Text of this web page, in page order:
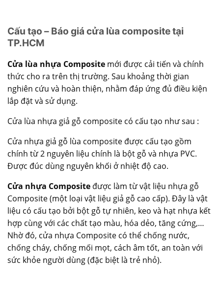
Cấu tạo – Báo giá cửa lùa composite tại
TP.HCM
Cửa lùa nhựa Composite mới được cải tiến và chính
thức cho ra trên thị trường. Sau khoảng thời gian
nghiên cứu và hoàn thiện, nhằm đáp ứng đủ điều kiện
lắp đặt và sử dụng.
Cửa lùa nhựa giả gỗ composite có cấu tạo như sau :
Cửa nhựa giả gỗ lùa composite được cấu tạo gồm
chính từ 2 nguyên liệu chính là bột gỗ và nhựa PVC.
Được đúc dùng nguyên khối ở nhiệt độ cao.
Cửa nhựa Composite được làm từ vật liệu nhựa gỗ
Composite (một loại vật liệu giả gỗ cao cấp). Đây là vật
liệu có cấu tạo bởi bột gỗ tự nhiên, keo và hạt nhựa kết
hợp cùng với các chất tạo màu, hóa dẻo, tăng cứng,…
Nhờ đó, cửa nhựa Composite có thể chống nước,
chống cháy, chống mối mọt, cách âm tốt, an toàn với
sức khỏe người dùng (đặc biệt là trẻ nhỏ).